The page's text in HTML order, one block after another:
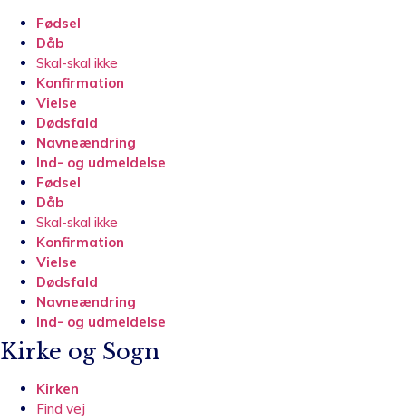
Fødsel
Dåb
Skal-skal ikke
Konfirmation
Vielse
Dødsfald
Navneændring
Ind- og udmeldelse
Fødsel
Dåb
Skal-skal ikke
Konfirmation
Vielse
Dødsfald
Navneændring
Ind- og udmeldelse
Kirke og Sogn
Kirken
Find vej